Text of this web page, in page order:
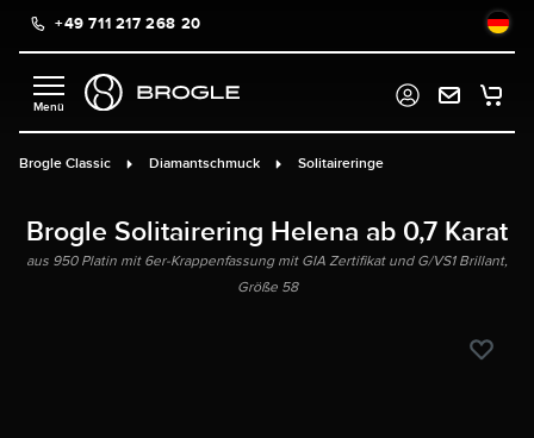
springen
+49 711 217 268 20
Brogle Classic Diamantschmuck Solitaireringe
Brogle Solitairering Helena ab 0,7 Karat
aus 950 Platin mit 6er-Krappenfassung mit GIA Zertifikat und G/VS1 Brillant,
Größe 58